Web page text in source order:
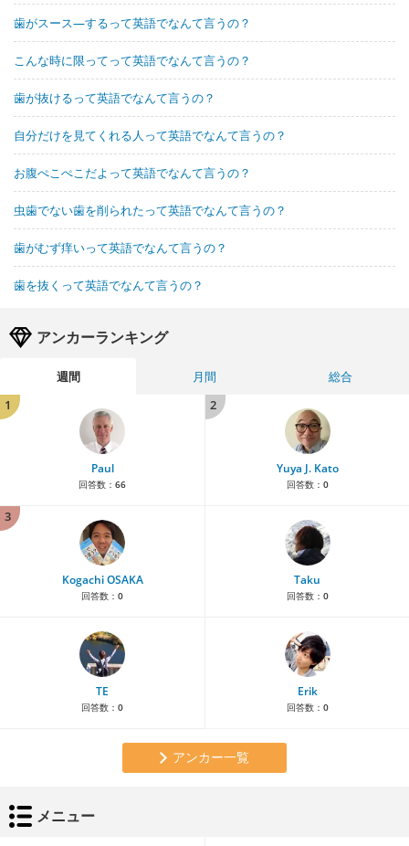
歯がスース―するって英語でなんて言うの？
こんな時に限ってって英語でなんて言うの？
歯が抜けるって英語でなんて言うの？
自分だけを見てくれる人って英語でなんて言うの？
お腹ぺこぺこだよって英語でなんて言うの？
虫歯でない歯を削られたって英語でなんて言うの？
歯がむず痒いって英語でなんて言うの？
歯を抜くって英語でなんて言うの？
アンカーランキング
週間 月間
総合
1
Paul
回答数： 66
2
Yuya J. Kato
回答数： 0
3
Kogachi OSAKA
回答数： 0
Taku
回答数： 0
TE
回答数： 0
Erik
回答数： 0
アンカー一覧
メニュー